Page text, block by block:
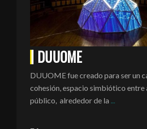
DUUOME
DUUOME fue creado para ser un
cohesión, espacio simbiótico entre
público, alrededor de la ...